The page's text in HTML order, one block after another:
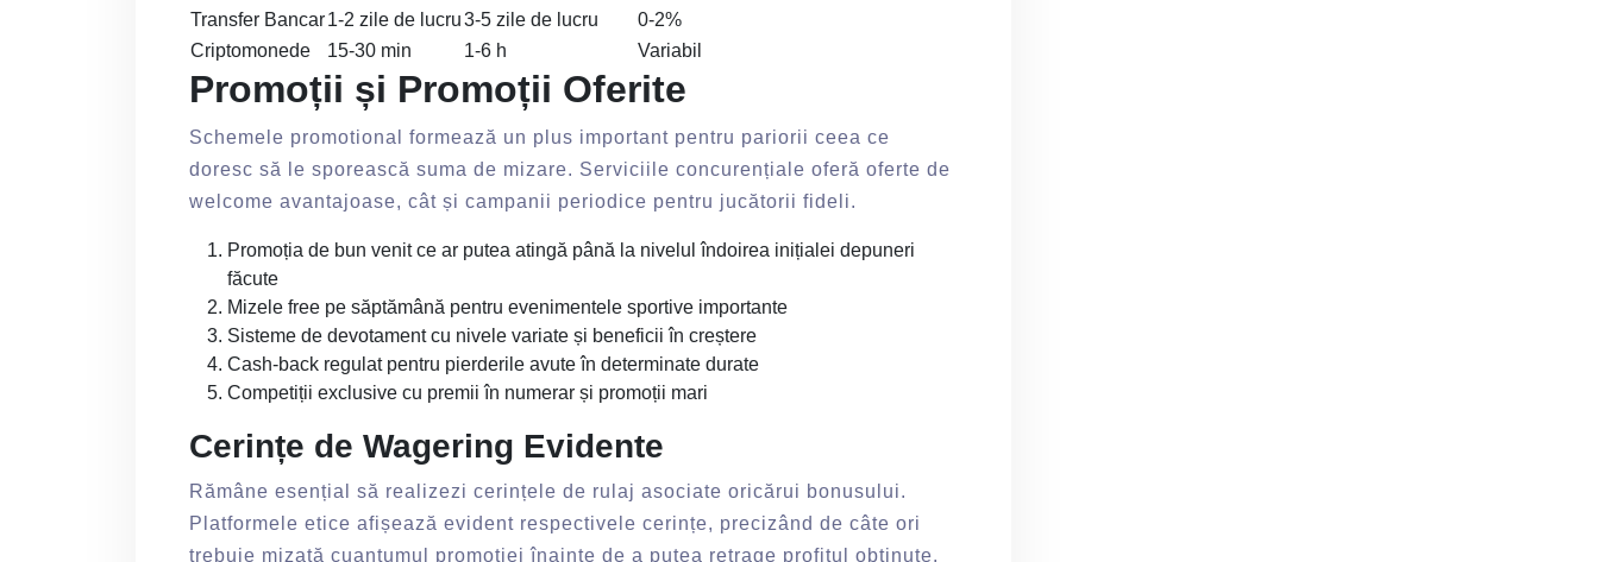
Transfer Bancar1-2 zile de lucru3-5 zile de lucru
0-2%
Criptomonede
15-30 min 1-6 h Variabil
Promoții și Promoții Oferite
Schemele promotional formează un plus important pentru pariorii ceea ce
doresc să le sporească suma de mizare. Serviciile concurențiale oferă oferte de
welcome avantajoase, cât și campanii periodice pentru jucătorii fideli.
Promoția de bun venit ce ar putea atingă până la nivelul îndoirea inițialei depuneri
făcute
Mizele free pe săptămână pentru evenimentele sportive importante
Sisteme de devotament cu nivele variate și beneficii în creștere
Cash-back regulat pentru pierderile avute în determinate durate
Competiții exclusive cu premii în numerar și promoții mari
Cerințe de Wagering Evidente
Rămâne esențial să realizezi cerințele de rulaj asociate oricărui bonusului.
Platformele etice afișează evident respectivele cerințe, precizând de câte ori
trebuie mizată cuantumul promoției înainte de a putea retrage profitul obținute.